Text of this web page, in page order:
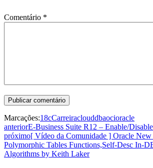
Comentário *
Marcações:18cCarreiraclouddbaocioracle
anteriorE-Business Suite R12 – Enable/
próximo[ Vídeo da Comunidade ] Oracle New
Polymorphic Tables Functions,Self-Desc In-
Algorithms by Keith Laker